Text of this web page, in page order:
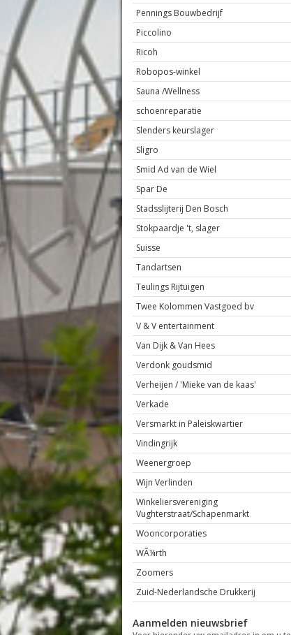
Pennings Bouwbedrijf
Piccolino
Ricoh
Robopos-winkel
Sauna /Wellness
schoenreparatie
Slenders keurslager
Sligro
Smid Ad van de Wiel
Spar De
Stadsslijterij Den Bosch
Stokpaardje 't, slager
Suisse
Tandartsen
Teulings Rijtuigen
Twee Kolommen Vastgoed bv
V & V entertainment
Van Dijk & Van Hees
Verdonk goudsmid
Verheijen / 'Mieke van de kaas'
Verkade
Versmarkt in Paleiskwartier
Vindingrijk
Weenergroep
Wijn Verlinden
Winkeliersvereniging
Vughterstraat/Schapenmarkt
Wooncorporaties
WÃ¼rth
Zoomers
Zuid-Nederlandsche Drukkerij
Aanmelden nieuwsbrief